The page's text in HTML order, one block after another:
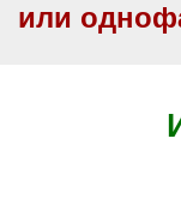
или